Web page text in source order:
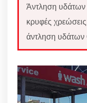
Άντληση
κρυφές
άντληση υδάτων